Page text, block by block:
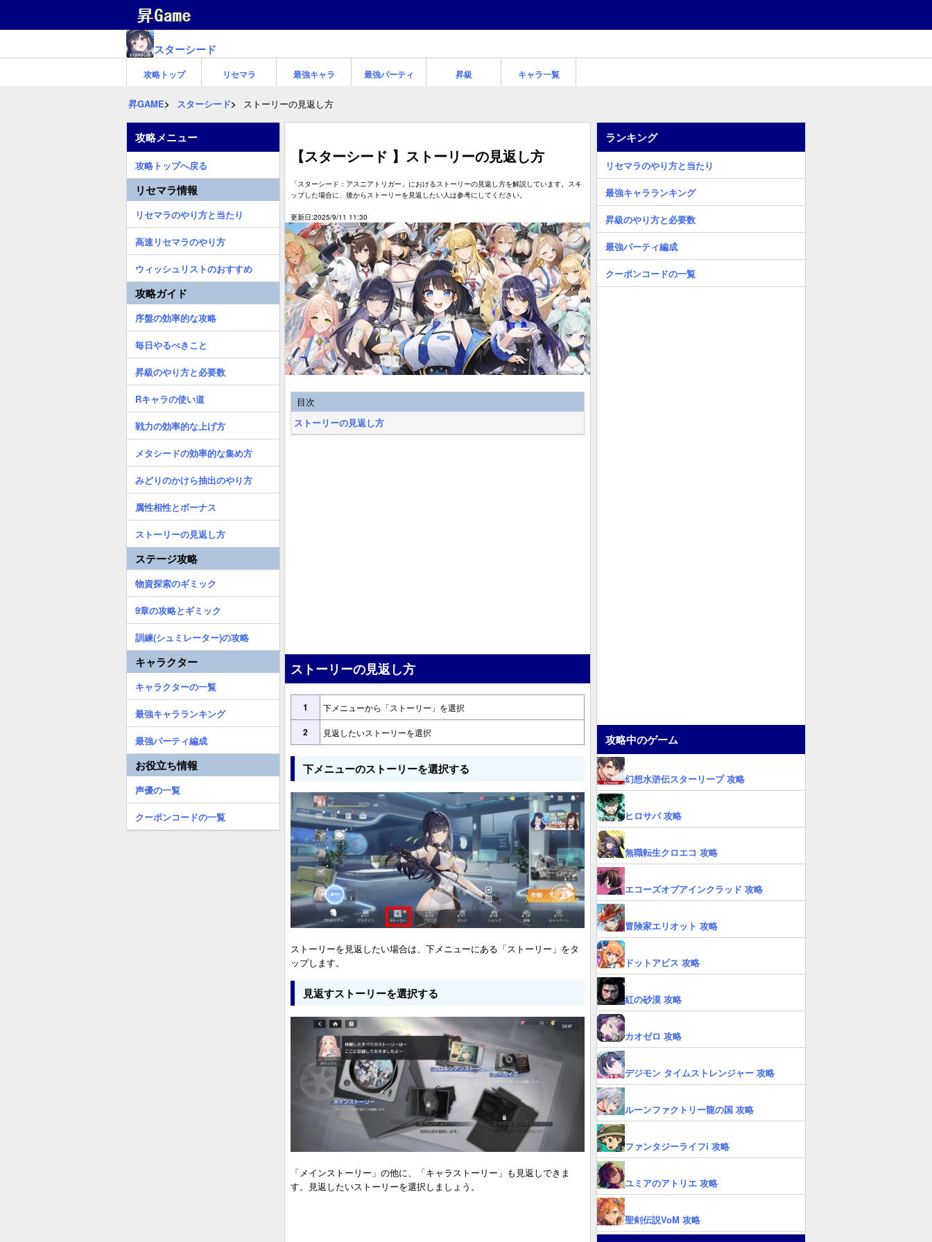
スターシード
攻略トップ リセマラ 最強キャラ 最強パーティ 昇級 キャラ一覧
昇GAME スターシード ストーリーの見返し方
【スターシード 】ストーリーの見返し方
「スターシード：アスニアトリガー」におけるストーリーの見返し方を解説しています。スキ
ップした場合に、後からストーリーを見返したい人は参考にしてください。
更新日:2025/9/11 11:30
目次
ストーリーの見返し方
ストーリーの見返し方
1 下メニューから「ストーリー」を選択
2 見返したいストーリーを選択
下メニューのストーリーを選択する
ストーリーを見返したい場合は、下メニューにある「ストーリー」をタ
ップします。
見返すストーリーを選択する
「メインストーリー」の他に、「キャラストーリー」も見返しできま
す。見返したいストーリーを選択しましょう。
攻略メニュー
攻略トップへ戻る
リセマラ情報
リセマラのやり方と当たり
高速リセマラのやり方
ウィッシュリストのおすすめ
攻略ガイド
序盤の効率的な攻略
毎日やるべきこと
昇級のやり方と必要数
Rキャラの使い道
戦力の効率的な上げ方
メタシードの効率的な集め方
みどりのかけら抽出のやり方
属性相性とボーナス
ストーリーの見返し方
ステージ攻略
物資探索のギミック
9章の攻略とギミック
訓練(シュミレーター)の攻略
キャラクター
キャラクターの一覧
最強キャラランキング
最強パーティ編成
お役立ち情報
声優の一覧
クーポンコードの一覧
ランキング
リセマラのやり方と当たり
最強キャラランキング
昇級のやり方と必要数
最強パーティ編成
クーポンコードの一覧
攻略中のゲーム
幻想水滸伝スターリープ 攻略
ヒロサバ 攻略
無職転生クロエコ 攻略
エコーズオブアインクラッド 攻略
冒険家エリオット 攻略
ドットアビス 攻略
紅の砂漠 攻略
カオゼロ 攻略
デジモン タイムストレンジャー 攻略
ルーンファクトリー龍の国 攻略
ファンタジーライフi 攻略
ユミアのアトリエ 攻略
聖剣伝説VoM 攻略